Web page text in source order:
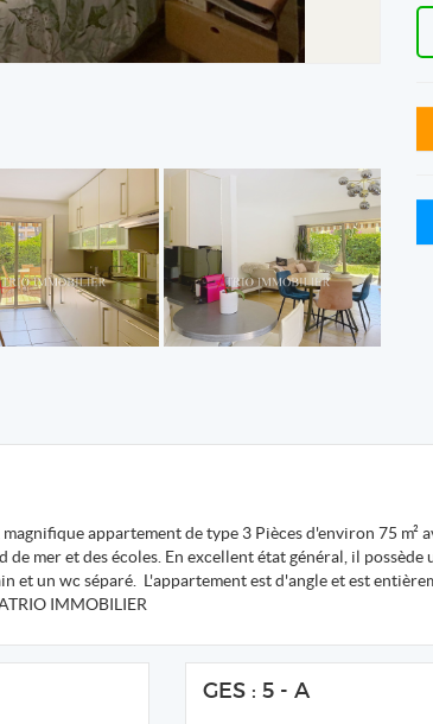
appartement de type 3 Pièces d'environ 75 m²
mer et des écoles. En excellent état général, il
et un wc séparé. L'appartement est d'angle et est
IMMOBILIER
GES : 5 - A